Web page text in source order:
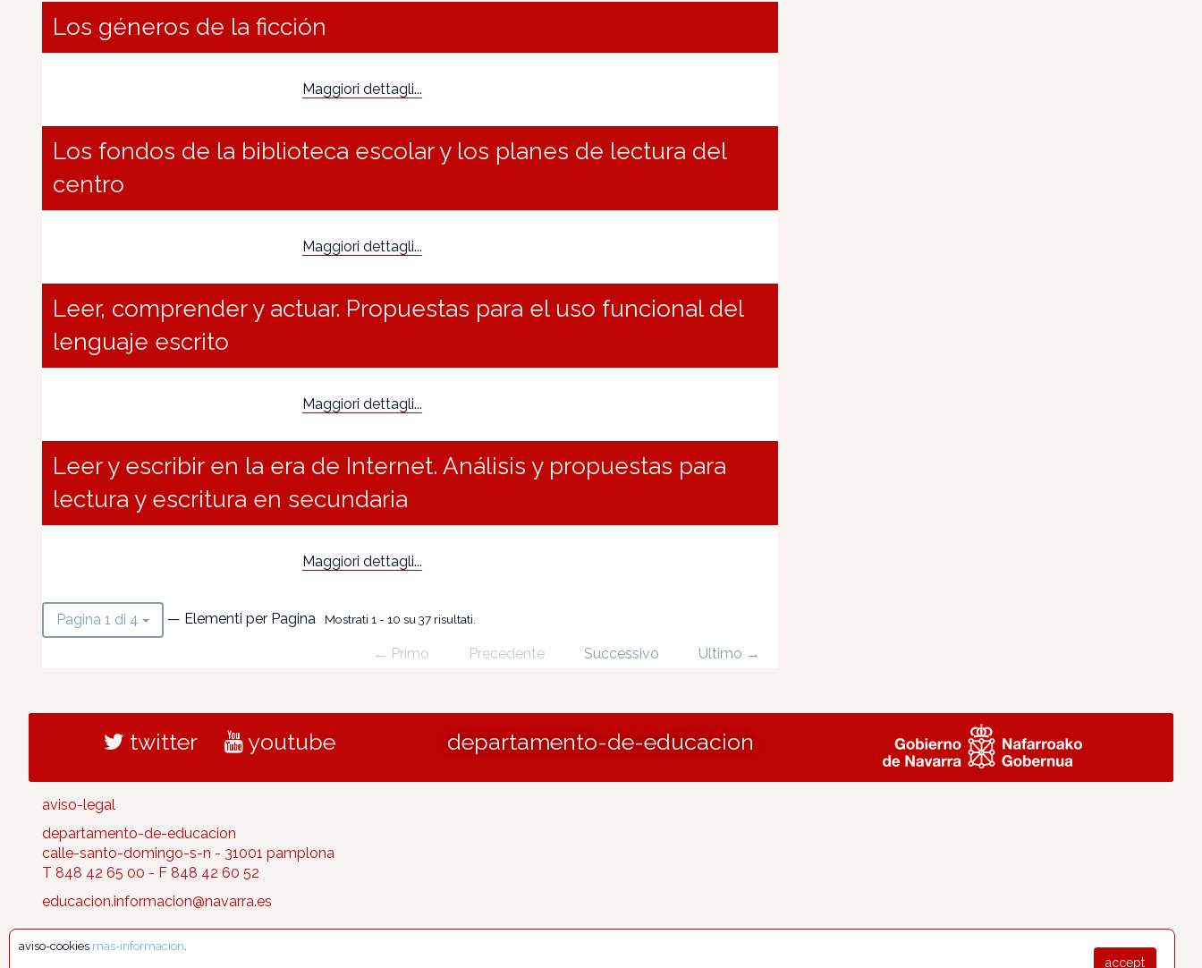
Los géneros de la ficción
Maggiori dettagli...
Los fondos de la biblioteca escolar y los planes de lectura del
centro
Maggiori dettagli...
Leer, comprender y actuar. Propuestas para el uso funcional del
lenguaje escrito
Maggiori dettagli...
Leer y escribir en la era de Internet. Análisis y propuestas para
lectura y escritura en secundaria
Maggiori dettagli...
Pagina 1 di 4 — Elementi per Pagina Mostrati 1 - 10 su 37 risultati.
← Primo Precedente Successivo Ultimo →
twitter youtube departamento-de-educacion
aviso-legal
departamento-de-educacion
calle-santo-domingo-s-n - 31001 pamplona
T 848 42 65 00 - F 848 42 60 52
educacion.informacion@navarra.es
accept
aviso-cookies mas-informacion.